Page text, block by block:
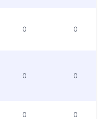
0 0
0 0
0 0